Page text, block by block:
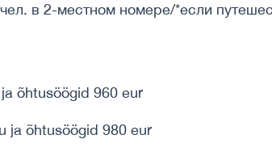
в 2-местном номере/*если
õhtusöögid 960 eur
ja õhtusöögid 980 eur